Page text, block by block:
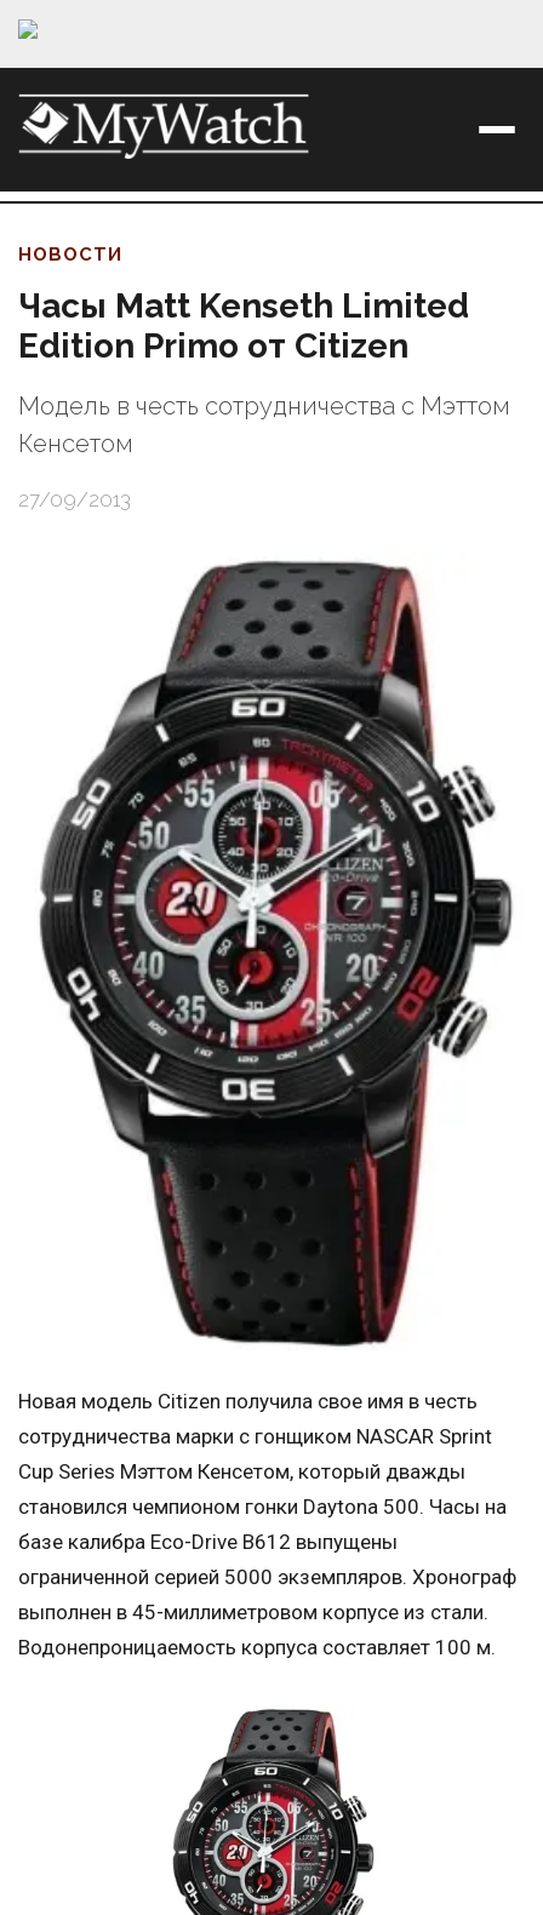
НОВОСТИ
Часы Matt Kenseth Limited
Edition Primo от Citizen
Модель в честь сотрудничества с Мэттом
Кенсетом
27/09/2013
Новая модель Citizen получила свое имя в честь
сотрудничества марки с гонщиком NASCAR Sprint
Cup Series Мэттом Кенсетом, который дважды
становился чемпионом гонки Daytona 500. Часы на
базе калибра Eco-Drive B612 выпущены
ограниченной серией 5000 экземпляров. Хронограф
выполнен в 45-миллиметровом корпусе из стали.
Водонепроницаемость корпуса составляет 100 м.